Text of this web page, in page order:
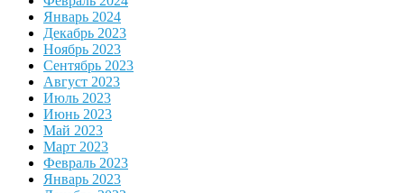
Январь 2024
Декабрь 2023
Ноябрь 2023
Сентябрь 2023
Август 2023
Июль 2023
Июнь 2023
Май 2023
Март 2023
Февраль 2023
Январь 2023